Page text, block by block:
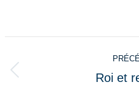
article
Roi et